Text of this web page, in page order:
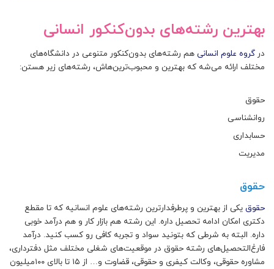
بهترین رشته‌های بدون‌کنکور انسانی
در گروه علوم انسانی هم رشته‌های بدون‌کنکور متنوعی در دانشگاه‌های
مختلف ارائه می‌شه که بهترین و محبوب‌ترین‌هاش، رشته‌های زیر هستن:
حقوق
روانشناسی
حسابداری
مدیریت
حقوق
حقوق یکی از بهترین و پرطرفدارترین رشته‌های علوم انسانیه که تا مقطع
دکتری امکان ادامه تحصیل داره. این رشته هم بازار کار و هم درآمد خوبی
داره. البته به شرطی که بتونید سواد و تجربه کافی رو کسب کنید. درآمد
فارغ‌التحصیل‌های رشته حقوق در موقعیت‌های شغلی مختلف مثل دفترداری،
مشاوره حقوقی، وکالت کیفری و حقوقی، قضاوت و… از ۱۵ تا بالای ۱۰۰میلیون